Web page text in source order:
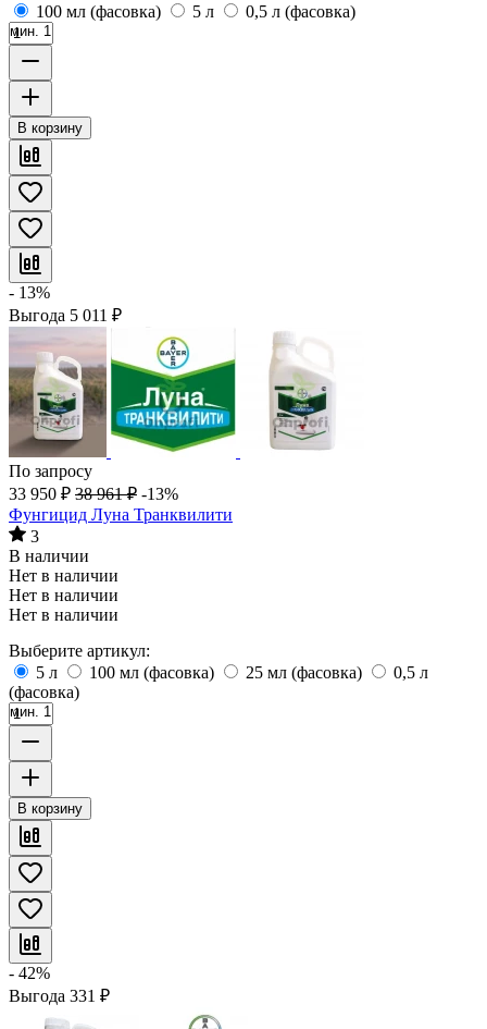
100 мл (фасовка)
5 л 0,5 л (фасовка)
мин. 1
В корзину
- 13%
Выгода 5 011 ₽
По запросу
33 950 ₽ 38 961 ₽ -13%
Фунгицид Луна Транквилити
3
В наличии
Нет в наличии
Нет в наличии
Нет в наличии
Выберите артикул:
5 л
100 мл (фасовка) 25 мл (фасовка)
0,5 л
(фасовка)
мин. 1
В корзину
- 42%
Выгода 331 ₽